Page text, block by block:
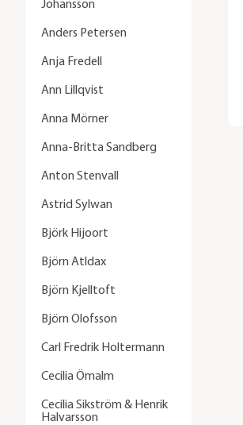
Johansson
Anders Petersen
Anja Fredell
Ann Lillqvist
Anna Mörner
Anna-Britta Sandberg
Anton Stenvall
Astrid Sylwan
Björk Hijoort
Björn Atldax
Björn Kjelltoft
Björn Olofsson
Carl Fredrik Holtermann
Cecilia Ömalm
Cecilia Sikström & Henrik
Halvarsson